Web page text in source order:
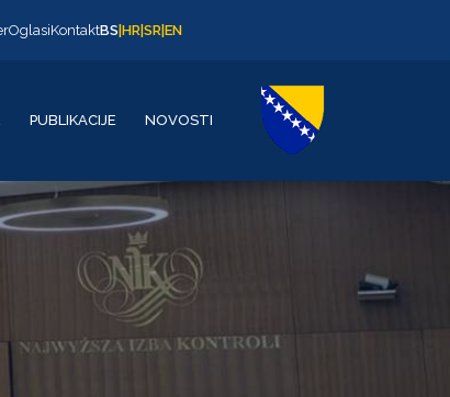
OglasiKontaktBS HR SR EN
PUBLIKACIJE NOVOSTI